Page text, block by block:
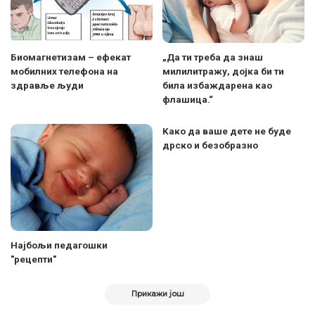
Биомагнетизам – ефекат
мобилних телефона на
здравље људи
„Да ти треба да знаш
милилитражу, дојка би ти
била избаждарена као
флашица.“
Нajбољи педагошки
"рецепти"
Kaко да ваше дете не буде
дрско и безобразно
Прикажи још